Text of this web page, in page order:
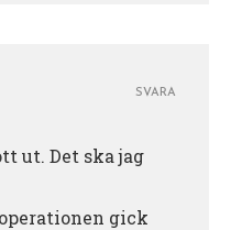
ut. Det ska jag
gick
SVARA